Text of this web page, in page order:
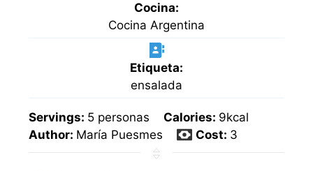
Cocina:
Cocina Argentina
Etiqueta:
ensalada
Servings: 5 personas Calories: 9kcal
Author: María Puesmes Cost: 3